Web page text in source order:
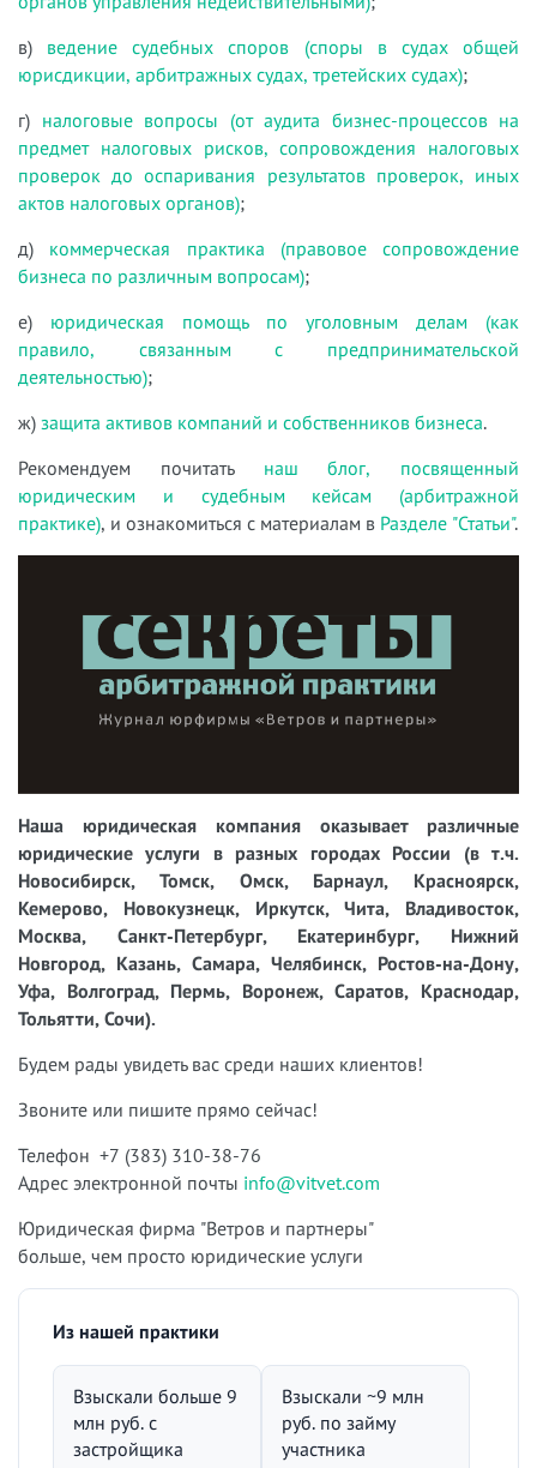
в) ведение судебных споров (споры в судах общей
юрисдикции, арбитражных судах, третейских судах);
г) налоговые вопросы (от аудита бизнес-процессов на
предмет налоговых рисков, сопровождения налоговых
проверок до оспаривания результатов проверок, иных
актов налоговых органов);
д) коммерческая практика (правовое сопровождение
бизнеса по различным вопросам);
е) юридическая помощь по уголовным делам (как
правило, связанным с предпринимательской
деятельностью);
ж) защита активов компаний и собственников бизнеса.
Рекомендуем почитать наш блог, посвященный
юридическим и судебным кейсам (арбитражной
практике), и ознакомиться с материалам в Разделе "Статьи".
Наша юридическая компания оказывает различные
юридические услуги в разных городах России (в т.ч.
Новосибирск, Томск, Омск, Барнаул, Красноярск,
Кемерово, Новокузнецк, Иркутск, Чита, Владивосток,
Москва, Санкт-Петербург, Екатеринбург, Нижний
Новгород, Казань, Самара, Челябинск, Ростов-на-Дону,
Уфа, Волгоград, Пермь, Воронеж, Саратов, Краснодар,
Тольятти, Сочи).
Будем рады увидеть вас среди наших клиентов!
Звоните или пишите прямо сейчас!
Телефон +7 (383) 310-38-76
Адрес электронной почты info@vitvet.com
Юридическая фирма "Ветров и партнеры"
больше, чем просто юридические услуги
Из нашей практики
Взыскали больше 9
млн руб. с
застройщика
Взыскали ~9 млн
руб. по займу
участника